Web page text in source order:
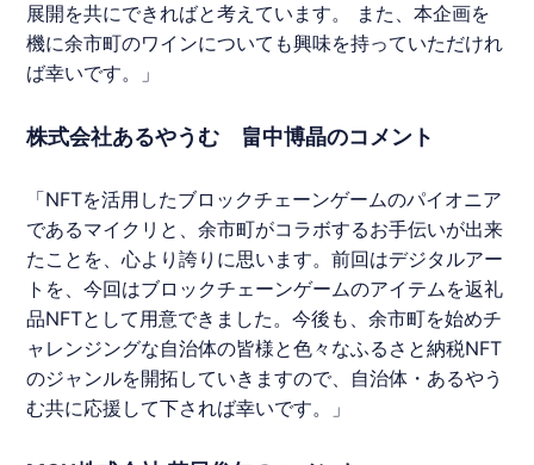
展開を共にできればと考えています。 また、本企画を
機に余市町のワインについても興味を持っていただけれ
ば幸いです。」
株式会社あるやうむ 畠中博晶のコメント
「NFTを活用したブロックチェーンゲームのパイオニア
であるマイクリと、余市町がコラボするお手伝いが出来
たことを、心より誇りに思います。前回はデジタルアー
トを、今回はブロックチェーンゲームのアイテムを返礼
品NFTとして用意できました。今後も、余市町を始めチ
ャレンジングな自治体の皆様と色々なふるさと納税NFT
のジャンルを開拓していきますので、自治体・ あるやう
む共に応援して下されば幸いです。」